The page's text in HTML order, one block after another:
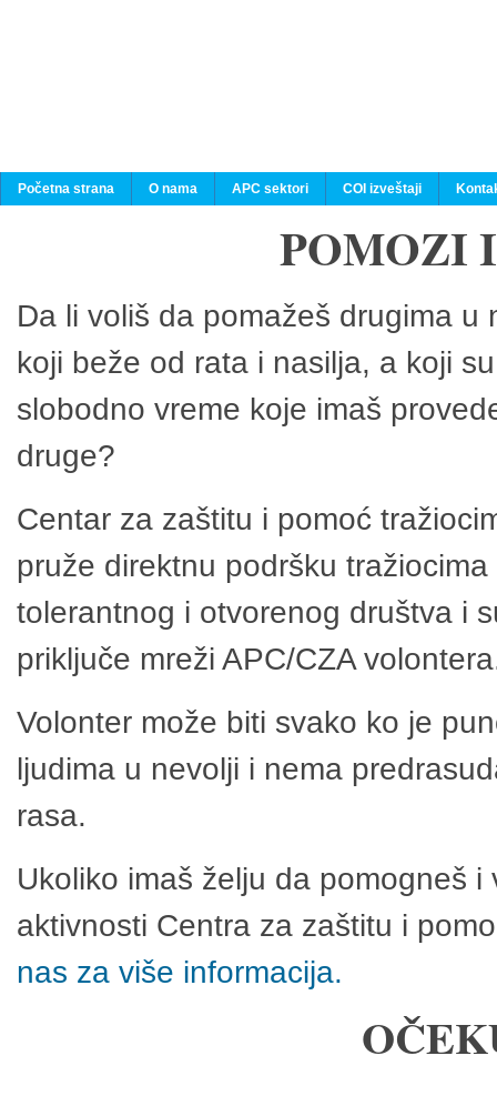
Početna strana O nama APC sektori COI izveštaji
POMOZI
Da li voliš da pomažeš drugima
koji beže od rata i nasilja, a koji
slobodno vreme koje imaš
druge?
Centar za zaštitu i pomoć
pruže direktnu podršku
tolerantnog i otvorenog društva i
priključe mreži APC/CZA
Volonter može biti svako ko je
ljudima u nevolji i nema
rasa.
Ukoliko imaš želju da pomogneš
aktivnosti Centra za zaštitu i
nas za više informacija.